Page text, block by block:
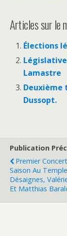
Articles sur le
Élections
Lamastre
Deuxième
Dussopt.
Publication
Premier
Saison Au
Désaignes,
Et Matthias